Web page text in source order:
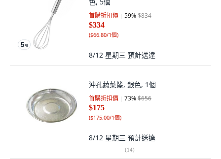
首購折扣價 59%$834
$334
($66.80/1個)
8/12 星期三 預計送達
沖孔蔬菜籃, 銀色, 1個
首購折扣價 73%$656
$175
($175.00/1個)
8/12 星期三 預計送達
(14)